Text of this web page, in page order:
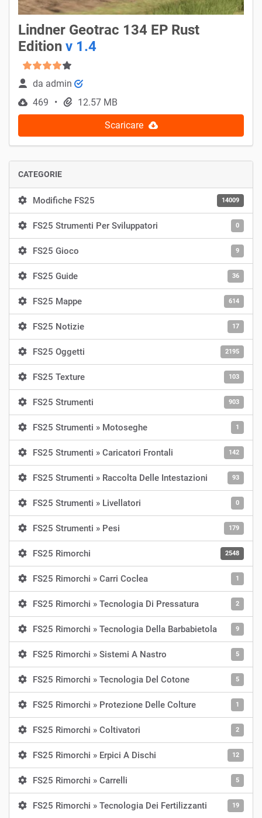
Lindner Geotrac 134 EP Rust
Edition v 1.4
da admin
469
12.57 MB
Scaricare
CATEGORIE
Modifiche FS25 14009
FS25 Strumenti Per Sviluppatori 0
FS25 Gioco 9
FS25 Guide 36
FS25 Mappe 614
FS25 Notizie 17
FS25 Oggetti 2195
FS25 Texture 103
FS25 Strumenti 903
FS25 Strumenti » Motoseghe 1
FS25 Strumenti » Caricatori Frontali 142
FS25 Strumenti » Raccolta Delle Intestazioni 93
FS25 Strumenti » Livellatori 0
FS25 Strumenti » Pesi 179
FS25 Rimorchi 2548
FS25 Rimorchi » Carri Coclea 1
FS25 Rimorchi » Tecnologia Di Pressatura 2
FS25 Rimorchi » Tecnologia Della Barbabietola 9
FS25 Rimorchi » Sistemi A Nastro 5
FS25 Rimorchi » Tecnologia Del Cotone 5
FS25 Rimorchi » Protezione Delle Colture 1
FS25 Rimorchi » Coltivatori 2
FS25 Rimorchi » Erpici A Dischi 12
FS25 Rimorchi » Carrelli 5
FS25 Rimorchi » Tecnologia Dei Fertilizzanti 19